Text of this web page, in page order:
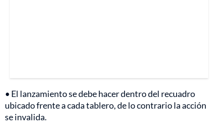
• El lanzamiento se debe hacer dentro del recuadro
ubicado frente a cada tablero, de lo contrario la acción
se invalida.